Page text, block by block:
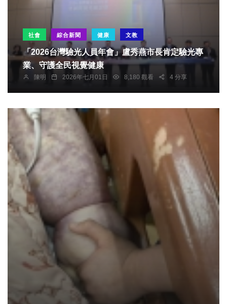
社會 綜合新聞 健康 文教
「2026台灣驗光人員年會」盧秀燕市長肯定驗光專
業、守護全民視覺健康
陳明 2026年七月01日 8,180 觀看 4 分享